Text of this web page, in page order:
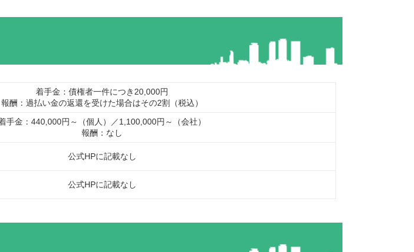
着手金：債権者一件につき20,000円
報酬：過払い金の返還を受けた場合はその2割（税込）
手金：440,000円～（個人）／1,100,000円～（会社）
報酬：なし
公式HPに記載なし
公式HPに記載なし